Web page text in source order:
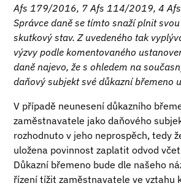
Afs 179/2016, 7 Afs 114/2019, 4
Správce daně se tímto snaží plnit
skutkový stav. Z uvedeného tak
výzvy podle komentovaného
daně najevo, že s ohledem na
daňový subjekt své důkazní břemeno
V případě neunesení důkazního
zaměstnavatele jako daňového
rozhodnuto v jeho neprospěch, tedy
uložena povinnost zaplatit odvod
Důkazní břemeno bude dle našeho
řízení tížit zaměstnavatele ve vztahu